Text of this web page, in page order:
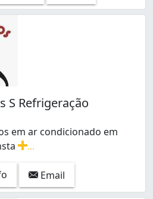
S Refrigeração
em ar condicionado em
Email